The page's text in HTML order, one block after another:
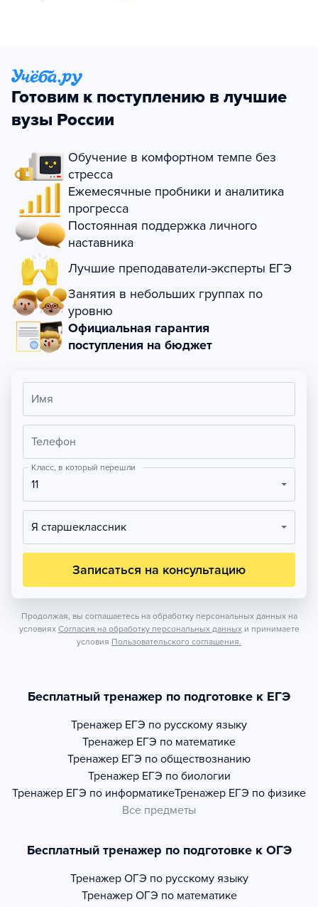
Готовим к поступлению в лучшие
вузы России
Обучение в комфортном темпе без
стресса
Ежемесячные пробники и аналитика
прогресса
Постоянная поддержка личного
наставника
Лучшие преподаватели-эксперты ЕГЭ
Занятия в небольших группах по
уровню
Официальная гарантия
поступления на бюджет
Имя
Телефон
Класс, в который перешли
11
Я старшеклассник
Записаться на консультацию
Продолжая, вы соглашаетесь на обработку персональных данных на
условиях Согласия на обработку персональных данных и принимаете
условия Пользовательского соглашения.
Бесплатный тренажер по подготовке к ЕГЭ
Тренажер ЕГЭ по русскому языку
Тренажер ЕГЭ по математике
Тренажер ЕГЭ по обществознанию
Тренажер ЕГЭ по биологии
Тренажер ЕГЭ по информатикеТренажер ЕГЭ по физике
Все предметы
Бесплатный тренажер по подготовке к ОГЭ
Тренажер ОГЭ по русскому языку
Тренажер ОГЭ по математике